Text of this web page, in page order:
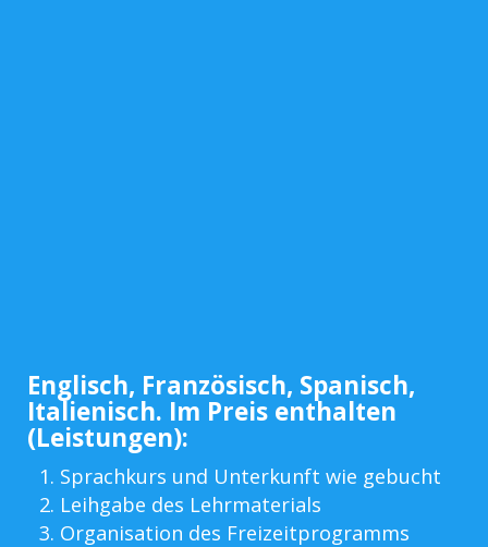
Englisch, Französisch, Spanisch,
Italienisch. Im Preis enthalten
(Leistungen):
Sprachkurs und Unterkunft wie gebucht
Leihgabe des Lehrmaterials
Organisation des Freizeitprogramms